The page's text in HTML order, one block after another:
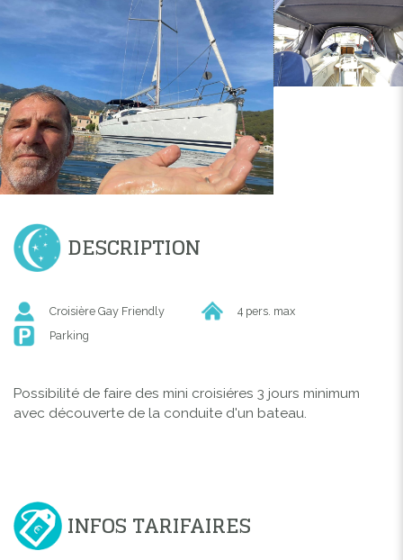
DESCRIPTION
Croisière Gay Friendly
4 pers. max
Parking
Possibilité de faire des mini croisiéres 3 jours minimum
avec découverte de la conduite d'un bateau.
INFOS TARIFAIRES